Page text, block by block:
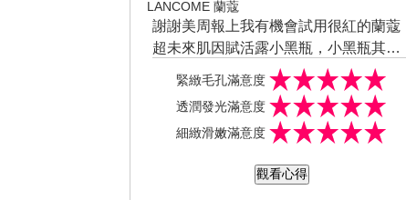
LANCOME 蘭蔻
謝謝美周報上我有機會試用很紅的蘭蔻
超未來肌因賦活露小黑瓶，小黑瓶其實
正確名稱叫蘭蔻超未來肌因賦活露,這小
黑瓶會這麼多人喜歡也是裡面的成分很
吸引人，它裡面包含了核心成分>>>二裂
酵母發酵產物溶孢、酵母萃取、乳酸桿
抵抗紫外線造成的損傷，延緩老化，就
#蘭蔻 #小黑瓶 #美周報 #試用大隊 #抗老
精華液評價 #最強修護 #細緻嫩超透光
緊緻毛孔滿意度
透潤發光滿意度
細緻滑嫩滿意度
觀看心得